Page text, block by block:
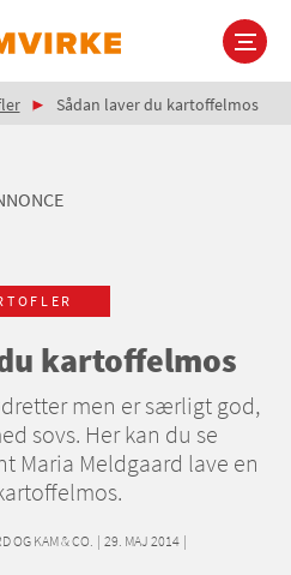
Sådan laver du kartoffelmos
kartoffelmos
men er særligt god,
sovs. Her kan du se
Maria Meldgaard lave en
OG KAM & CO. | 29. MAJ 2014 |